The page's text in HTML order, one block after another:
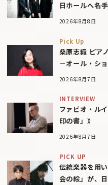
日ホールへ――
2026年8月8日
Pick Up
桑原志織 ピア
－オール・シ
2026年8月7日
INTERVIEW
ファビオ・ル
印の書」》
2026年8月7日
PICK UP
伝統楽器を用
会の絵」が、